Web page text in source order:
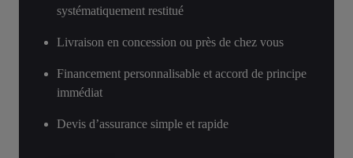
systématiquement restitué
Livraison en concession ou près de chez vous
Financement personnalisable et accord de principe
immédiat
Devis d’assurance simple et rapide